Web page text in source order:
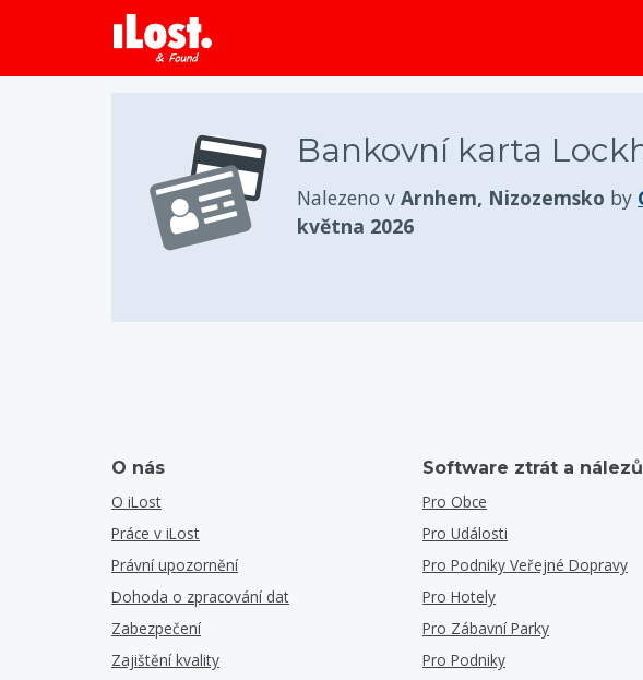
Bankovní karta
Nalezeno v Arnhem, Nizozemsko by
května 2026
O nás
O iLost
Práce v iLost
Právní upozornění
Dohoda o zpracování dat
Zabezpečení
Zajištění kvality
Software ztrát a nálezů
Pro Obce
Pro Události
Pro Podniky Veřejné Dopravy
Pro Hotely
Pro Zábavní Parky
Pro Podniky